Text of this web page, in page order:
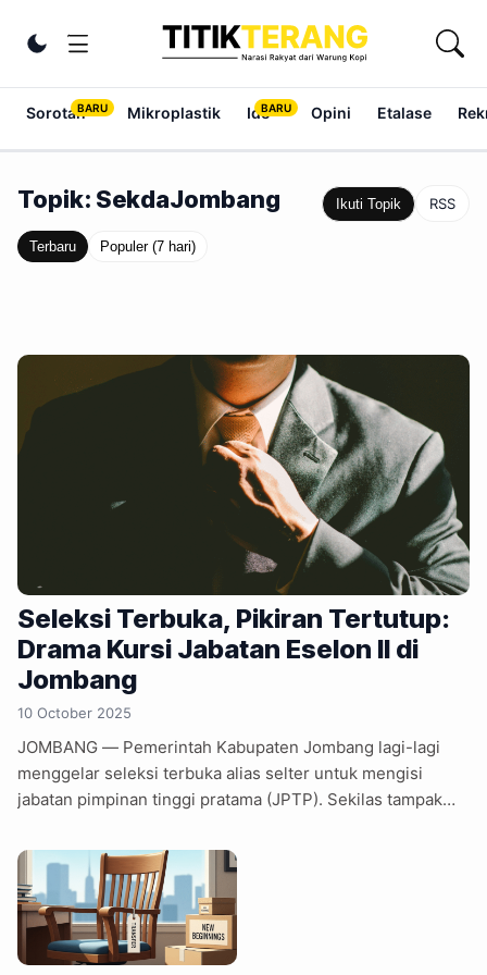
Ubah tema
Sorotan Mikroplastik Ide Opini Etalase
Topik: SekdaJombang Ikuti Topik RSS
Terbaru Populer (7 hari)
Seleksi Terbuka, Pikiran Tertutup:
Drama Kursi Jabatan Eselon II di
Jombang
10 October 2025
JOMBANG — Pemerintah Kabupaten Jombang lagi-lagi
menggelar seleksi terbuka alias selter untuk mengisi
jabatan pimpinan tinggi pratama (JPTP). Sekilas tampak
seperti biasa, kata-kata indah dalam pengumuman resmi
sering lebih kinclong daripada kenyataannya di lapangan.
Sekretaris Daerah (Sekda) Jombang, Agus Purnomo,
tampil ke publik dengan kalimat penuh integritas. Seperti
halnya guru besar reformasi birokrasi yang sedang